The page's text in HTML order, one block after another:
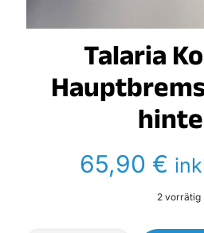
Talaria
65,90 €
2 vorrätig